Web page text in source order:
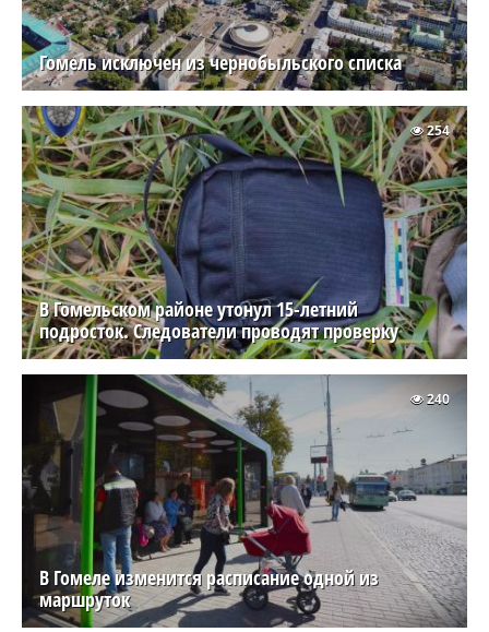
Гомель исключен из чернобыльского списка
В Гомельском районе утонул 15-летний
подросток. Следователи проводят проверку
254
В Гомеле изменится расписание одной из
маршруток
240